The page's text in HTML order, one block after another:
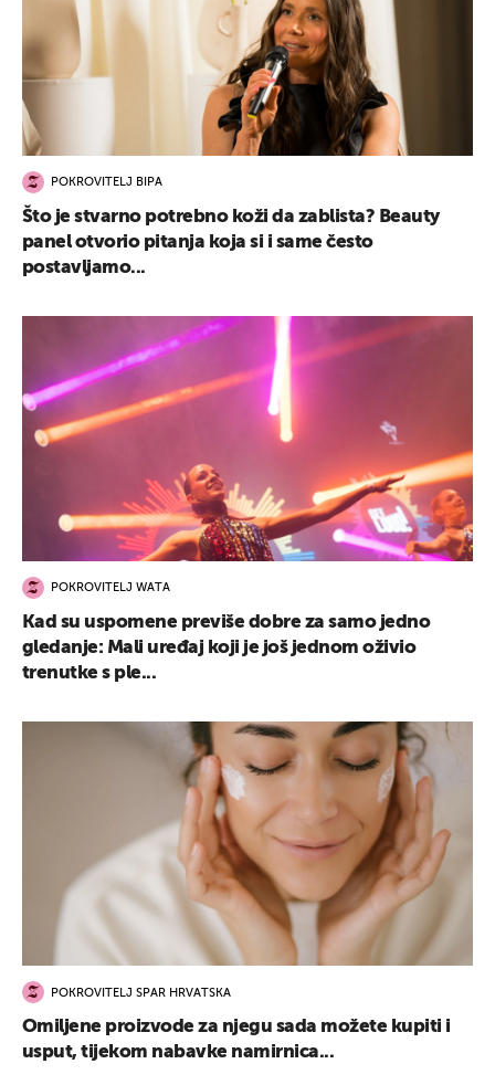
POKROVITELJ BIPA
Što je stvarno potrebno koži da zablista? Beauty
panel otvorio pitanja koja si i same često
postavljamo...
POKROVITELJ WATA
Kad su uspomene previše dobre za samo jedno
gledanje: Mali uređaj koji je još jednom oživio
trenutke s ple...
POKROVITELJ SPAR HRVATSKA
Omiljene proizvode za njegu sada možete kupiti i
usput, tijekom nabavke namirnica...